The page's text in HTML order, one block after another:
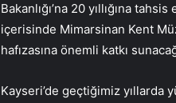
Bakanlığı’na 20 yıllığına
içerisinde Mimarsinan Kent
hafızasına önemli katkı
Kayseri’de geçtiğimiz yıllarda